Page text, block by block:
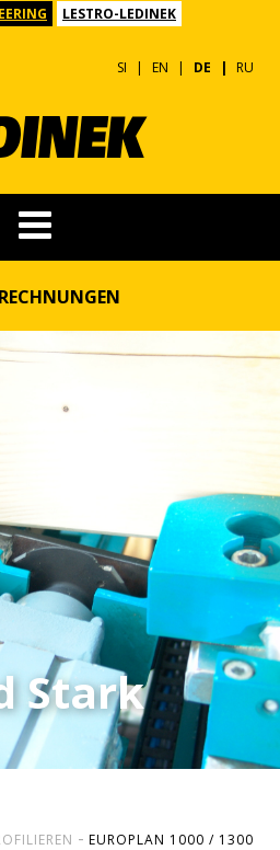
LESTRO-LEDINEK
SI EN DE RU
Stark
Stark
EUROPLAN 1000 / 1300